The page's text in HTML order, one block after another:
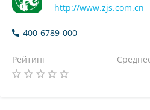
http://www.zjs.com.cn
400-6789-000
Рейтинг